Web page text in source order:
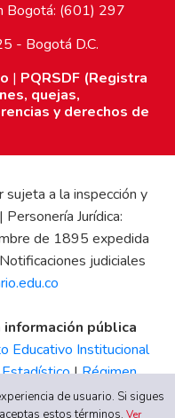
Bogotá: (601) 297
- Bogotá D.C.
| PQRSDF (Registra
quejas,
y derechos de
sujeta a la inspección y
Jurídica:
de 1895 expedida
judiciales
información pública
Educativo Institucional
|Régimen
Código de Ética| Canal
de usuario. Si sigues
estos términos.Ver